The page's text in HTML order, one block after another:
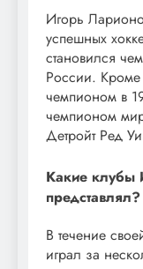
Игорь
успешных
становился
России. Кроме
чемпионом в
чемпионом
Детройт Ред
Какие клубы
представлял?
В течение
играл за